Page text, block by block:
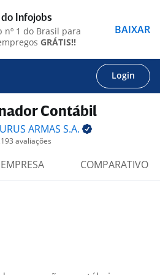
Login
Contábil
ARMAS S.A.
avaliações
EMPRESA COMPARATIVO
Infojobs
nº 1 do Brasil para
GRÁTIS!!
BAIXAR